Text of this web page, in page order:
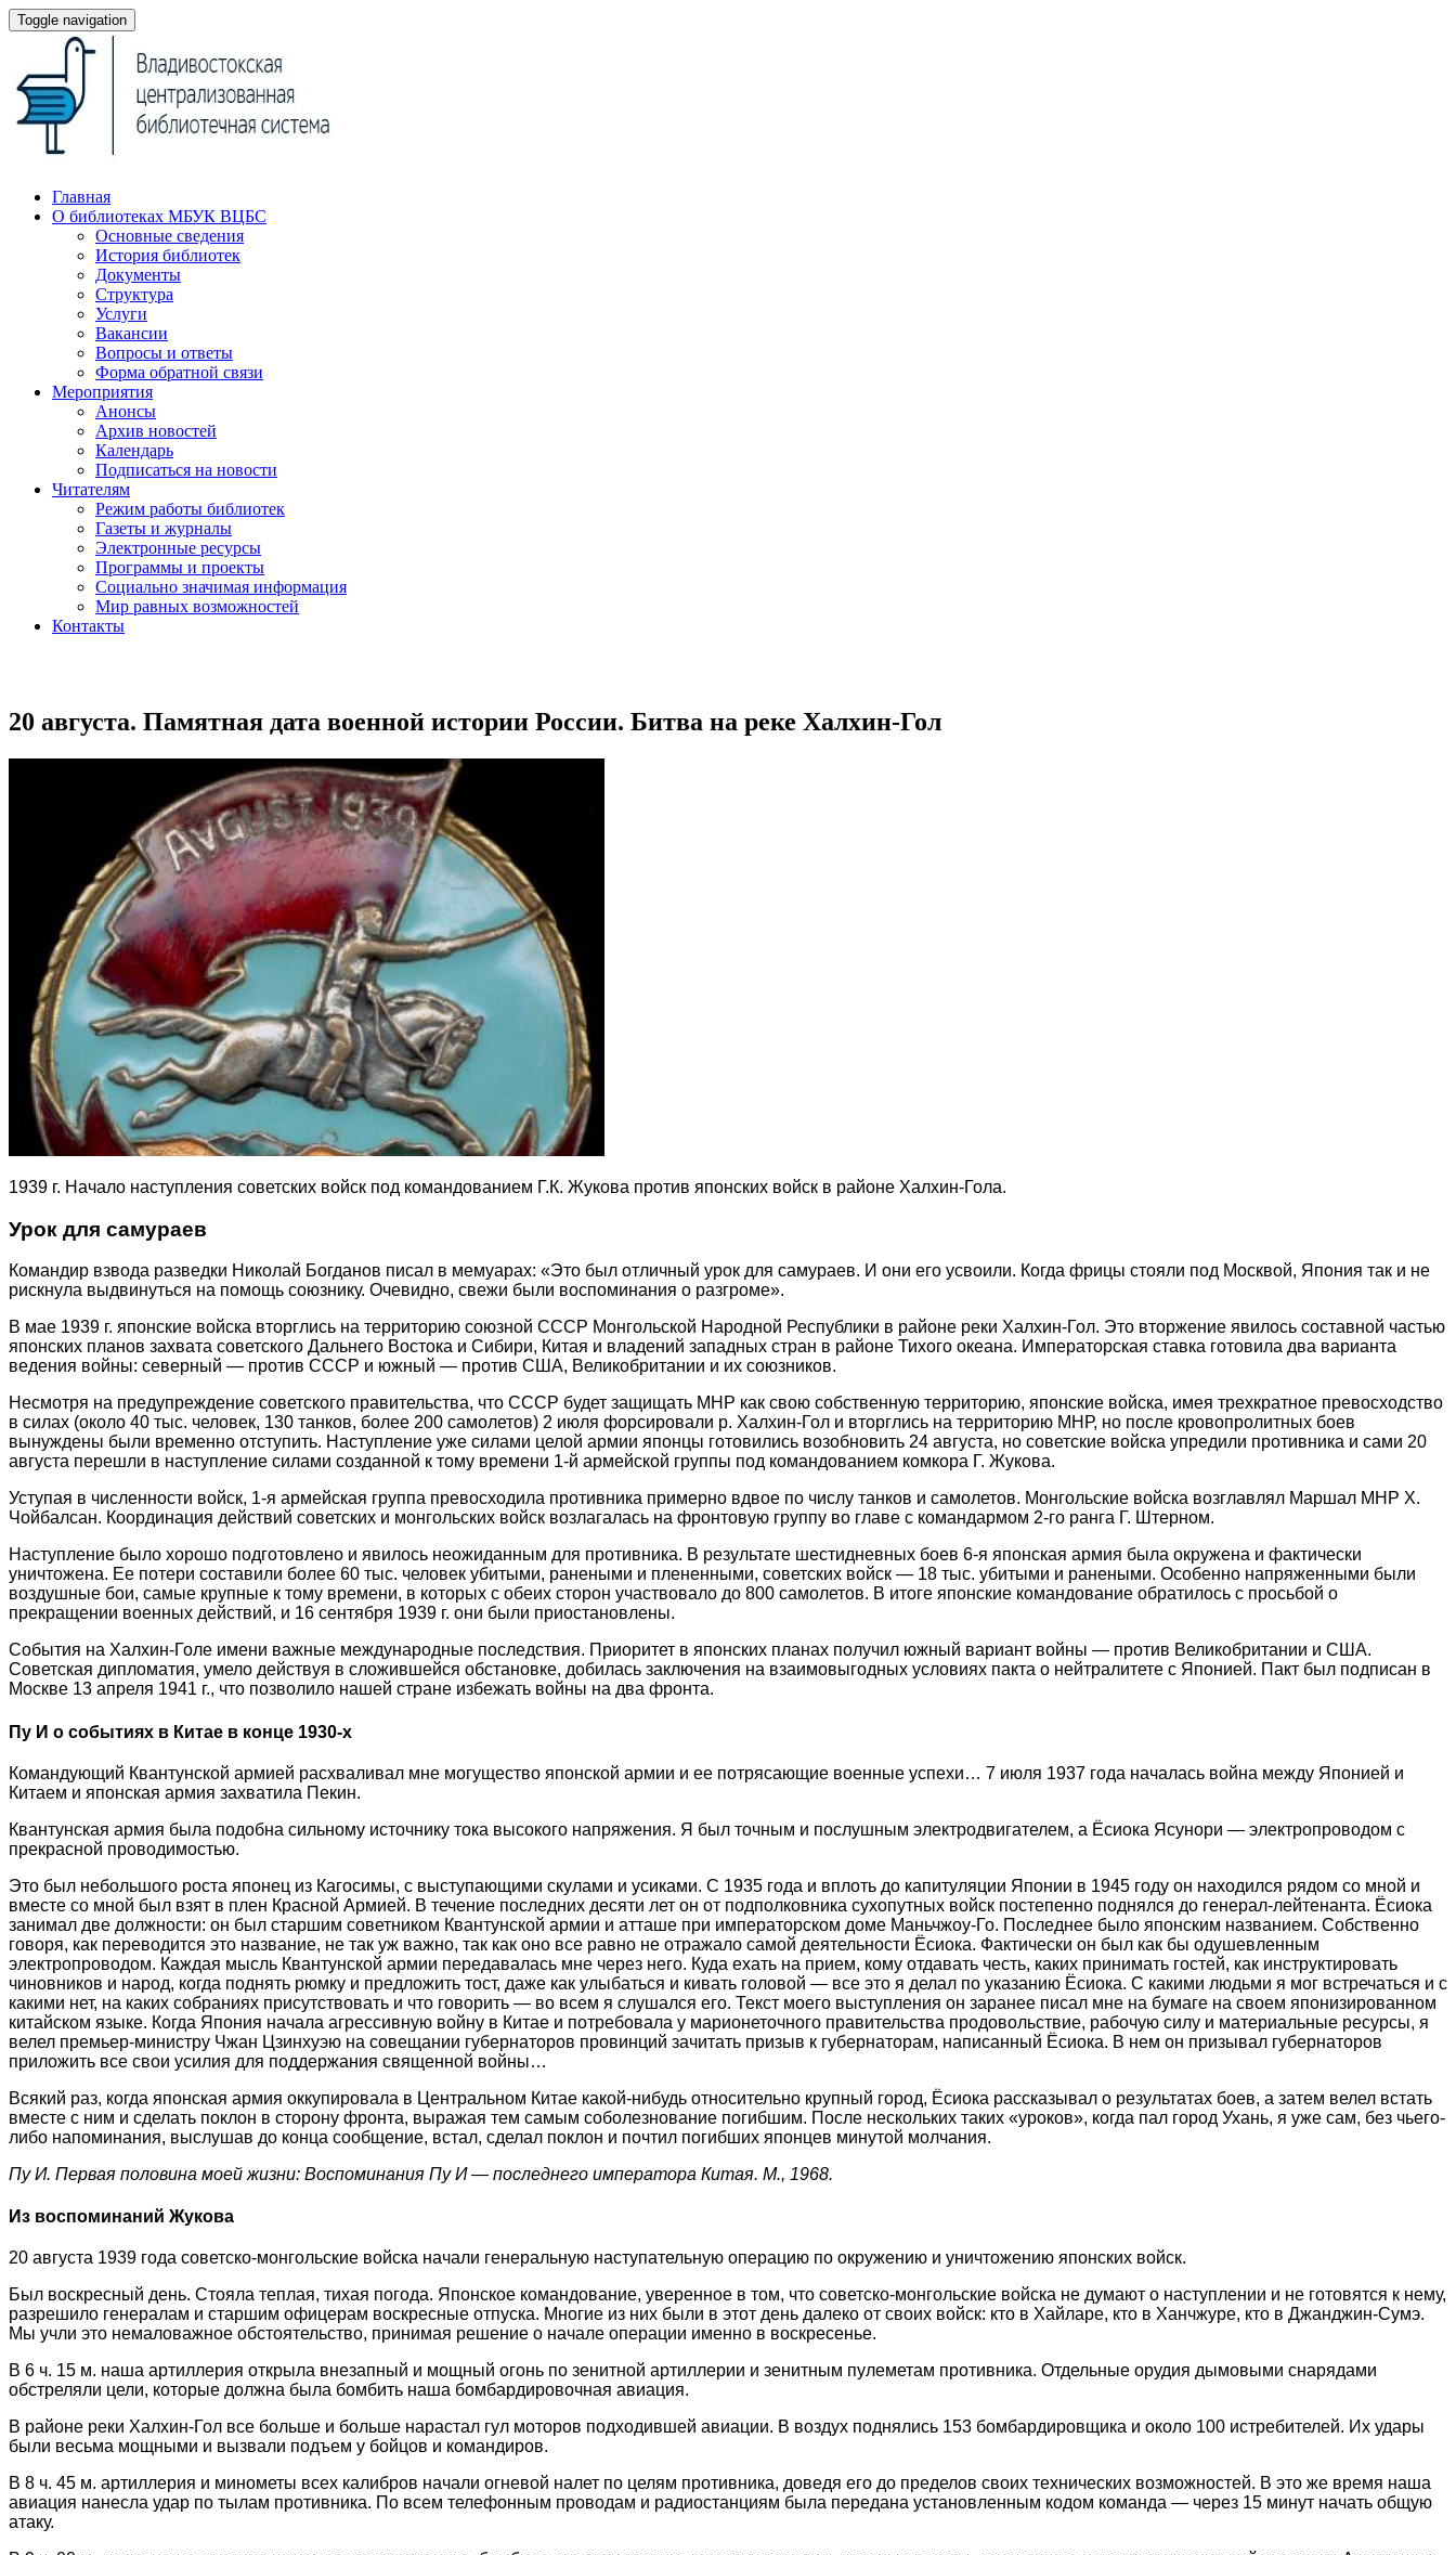
Toggle navigation
Главная
О библиотеках МБУК ВЦБС
Основные сведения
История библиотек
Документы
Структура
Услуги
Вакансии
Вопросы и ответы
Форма обратной связи
Мероприятия
Анонсы
Архив новостей
Календарь
Подписаться на новости
Читателям
Режим работы библиотек
Газеты и журналы
Электронные ресурсы
Программы и проекты
Социально значимая информация
Мир равных возможностей
Контакты
20 августа. Памятная дата военной истории России. Битва на реке Халхин-Гол
1939 г. Начало наступления советских войск под командованием Г.К. Жукова против японских войск в районе Халхин-Гола.
Урок для самураев
Командир взвода разведки Николай Богданов писал в мемуарах: «Это был отличный урок для самураев. И они его усвоили. Когда фрицы стояли под Москвой, Япония так и не
рискнула выдвинуться на помощь союзнику. Очевидно, свежи были воспоминания о разгроме».
В мае 1939 г. японские войска вторглись на территорию союзной СССР Монгольской Народной Республики в районе реки Халхин-Гол. Это вторжение явилось составной частью
японских планов захвата советского Дальнего Востока и Сибири, Китая и владений западных стран в районе Тихого океана. Императорская ставка готовила два варианта
ведения войны: северный — против СССР и южный — против США, Великобритании и их союзников.
Несмотря на предупреждение советского правительства, что СССР будет защищать МНР как свою собственную территорию, японские войска, имея трехкратное превосходство
в силах (около 40 тыс. человек, 130 танков, более 200 самолетов) 2 июля форсировали р. Халхин-Гол и вторглись на территорию МНР, но после кровопролитных боев
вынуждены были временно отступить. Наступление уже силами целой армии японцы готовились возобновить 24 августа, но советские войска упредили противника и сами 20
августа перешли в наступление силами созданной к тому времени 1-й армейской группы под командованием комкора Г. Жукова.
Уступая в численности войск, 1-я армейская группа превосходила противника примерно вдвое по числу танков и самолетов. Монгольские войска возглавлял Маршал МНР Х.
Чойбалсан. Координация действий советских и монгольских войск возлагалась на фронтовую группу во главе с командармом 2-го ранга Г. Штерном.
Наступление было хорошо подготовлено и явилось неожиданным для противника. В результате шестидневных боев 6-я японская армия была окружена и фактически
уничтожена. Ее потери составили более 60 тыс. человек убитыми, ранеными и плененными, советских войск — 18 тыс. убитыми и ранеными. Особенно напряженными были
воздушные бои, самые крупные к тому времени, в которых с обеих сторон участвовало до 800 самолетов. В итоге японские командование обратилось с просьбой о
прекращении военных действий, и 16 сентября 1939 г. они были приостановлены.
События на Халхин-Голе имени важные международные последствия. Приоритет в японских планах получил южный вариант войны — против Великобритании и США.
Советская дипломатия, умело действуя в сложившейся обстановке, добилась заключения на взаимовыгодных условиях пакта о нейтралитете с Японией. Пакт был подписан в
Москве 13 апреля 1941 г., что позволило нашей стране избежать войны на два фронта.
Пу И о событиях в Китае в конце 1930-х
Командующий Квантунской армией расхваливал мне могущество японской армии и ее потрясающие военные успехи… 7 июля 1937 года началась война между Японией и
Китаем и японская армия захватила Пекин.
Квантунская армия была подобна сильному источнику тока высокого напряжения. Я был точным и послушным электродвигателем, а Ёсиока Ясунори — электропроводом с
прекрасной проводимостью.
Это был небольшого роста японец из Кагосимы, с выступающими скулами и усиками. С 1935 года и вплоть до капитуляции Японии в 1945 году он находился рядом со мной и
вместе со мной был взят в плен Красной Армией. В течение последних десяти лет он от подполковника сухопутных войск постепенно поднялся до генерал-лейтенанта. Ёсиока
занимал две должности: он был старшим советником Квантунской армии и атташе при императорском доме Маньчжоу-Го. Последнее было японским названием. Собственно
говоря, как переводится это название, не так уж важно, так как оно все равно не отражало самой деятельности Ёсиока. Фактически он был как бы одушевленным
электропроводом. Каждая мысль Квантунской армии передавалась мне через него. Куда ехать на прием, кому отдавать честь, каких принимать гостей, как инструктировать
чиновников и народ, когда поднять рюмку и предложить тост, даже как улыбаться и кивать головой — все это я делал по указанию Ёсиока. С какими людьми я мог встречаться и с
какими нет, на каких собраниях присутствовать и что говорить — во всем я слушался его. Текст моего выступления он заранее писал мне на бумаге на своем японизированном
китайском языке. Когда Япония начала агрессивную войну в Китае и потребовала у марионеточного правительства продовольствие, рабочую силу и материальные ресурсы, я
велел премьер-министру Чжан Цзинхуэю на совещании губернаторов провинций зачитать призыв к губернаторам, написанный Ёсиока. В нем он призывал губернаторов
приложить все свои усилия для поддержания священной войны…
Всякий раз, когда японская армия оккупировала в Центральном Китае какой-нибудь относительно крупный город, Ёсиока рассказывал о результатах боев, а затем велел встать
вместе с ним и сделать поклон в сторону фронта, выражая тем самым соболезнование погибшим. После нескольких таких «уроков», когда пал город Ухань, я уже сам, без чьего-
либо напоминания, выслушав до конца сообщение, встал, сделал поклон и почтил погибших японцев минутой молчания.
Пу И. Первая половина моей жизни: Воспоминания Пу И — последнего императора Китая. М., 1968.
Из воспоминаний Жукова
20 августа 1939 года советско-монгольские войска начали генеральную наступательную операцию по окружению и уничтожению японских войск.
Был воскресный день. Стояла теплая, тихая погода. Японское командование, уверенное в том, что советско-монгольские войска не думают о наступлении и не готовятся к нему,
разрешило генералам и старшим офицерам воскресные отпуска. Многие из них были в этот день далеко от своих войск: кто в Хайларе, кто в Ханчжуре, кто в Джанджин-Сумэ.
Мы учли это немаловажное обстоятельство, принимая решение о начале операции именно в воскресенье.
В 6 ч. 15 м. наша артиллерия открыла внезапный и мощный огонь по зенитной артиллерии и зенитным пулеметам противника. Отдельные орудия дымовыми снарядами
обстреляли цели, которые должна была бомбить наша бомбардировочная авиация.
В районе реки Халхин-Гол все больше и больше нарастал гул моторов подходившей авиации. В воздух поднялись 153 бомбардировщика и около 100 истребителей. Их удары
были весьма мощными и вызвали подъем у бойцов и командиров.
В 8 ч. 45 м. артиллерия и минометы всех калибров начали огневой налет по целям противника, доведя его до пределов своих технических возможностей. В это же время наша
авиация нанесла удар по тылам противника. По всем телефонным проводам и радиостанциям была передана установленным кодом команда — через 15 минут начать общую
атаку.